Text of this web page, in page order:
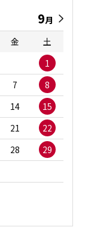
9月
金
土
1
7
8
14
15
21
22
28
29